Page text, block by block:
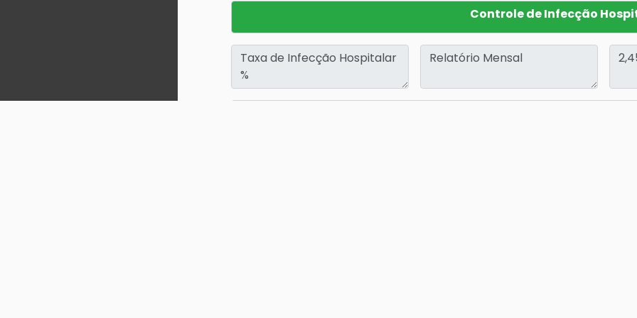
Controle de Infecção